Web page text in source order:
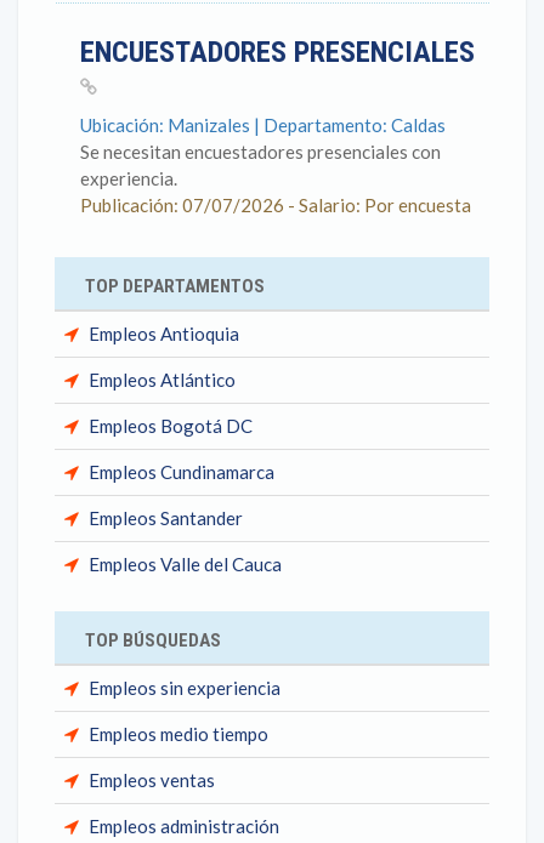
ENCUESTADORES PRESENCIALES
Ubicación: Manizales | Departamento: Caldas
Se necesitan encuestadores presenciales con
experiencia.
Publicación: 07/07/2026 - Salario: Por encuesta
TOP DEPARTAMENTOS
Empleos Antioquia
Empleos Atlántico
Empleos Bogotá DC
Empleos Cundinamarca
Empleos Santander
Empleos Valle del Cauca
TOP BÚSQUEDAS
Empleos sin experiencia
Empleos medio tiempo
Empleos ventas
Empleos administración